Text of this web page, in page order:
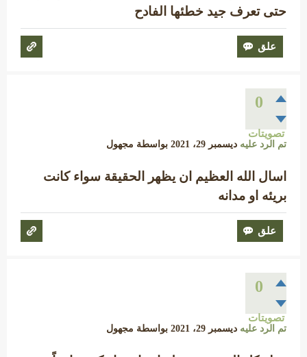
حتى تعرف جيد خطئها الفادح
0
تصويتات
تم الرد عليه ديسمبر 29، 2021 بواسطة مجهول
اسال الله العظيم ان يظهر الحقيقة سواء كانت
بريئه او مدانه
0
تصويتات
تم الرد عليه ديسمبر 29، 2021 بواسطة مجهول